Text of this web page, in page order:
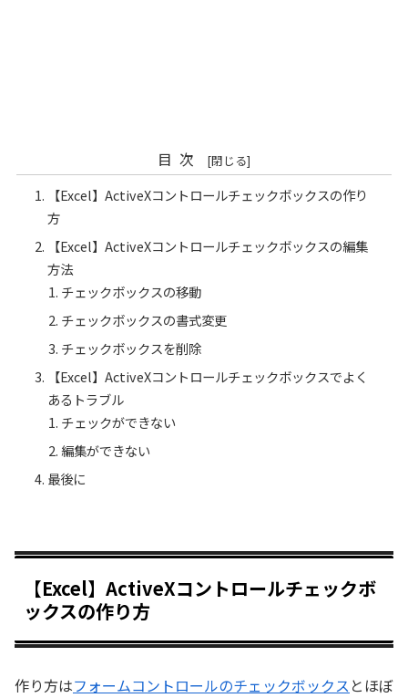
目次
【Excel】ActiveXコントロールチェックボックスの作り
方
【Excel】ActiveXコントロールチェックボックスの編集
方法
チェックボックスの移動
チェックボックスの書式変更
チェックボックスを削除
【Excel】ActiveXコントロールチェックボックスでよく
あるトラブル
チェックができない
編集ができない
最後に
【Excel】ActiveXコントロールチェックボ
ックスの作り方
作り方はフォームコントロールのチェックボックスとほぼ